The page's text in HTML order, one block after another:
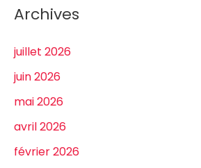
Archives
juillet 2026
juin 2026
mai 2026
avril 2026
février 2026